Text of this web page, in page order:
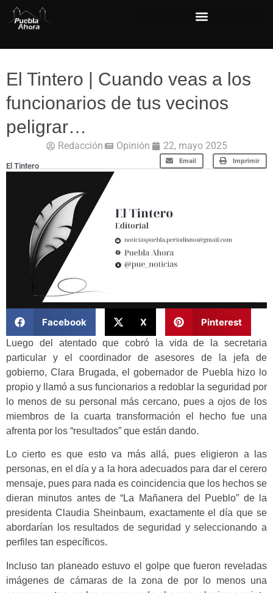
El Tintero | Cuando veas a los
funcionarios de tus vecinos
peligrar…
Redacción Opinión 22, mayo 2025
Email Imprimir
El Tintero
Facebook X Pinterest
Luego del atentado que cobró la vida de la secretaria
particular y el coordinador de asesores de la jefa de
gobierno, Clara Brugada, el gobernador de Puebla hizo lo
propio y llamó a sus funcionarios a redoblar la seguridad por
lo menos de su personal más cercano, pues a ojos de los
miembros de la cuarta transformación el hecho fue una
afrenta por los “resultados” que están dando.
Lo cierto es que esto va más allá, pues eligieron a las
personas, en el día y a la hora adecuados para dar el cerero
mensaje, pues para nada es coincidencia que los hechos se
dieran minutos antes de “La Mañanera del Pueblo” de la
presidenta Claudia Sheinbaum, exactamente el día que se
abordarían los resultados de seguridad y seleccionando a
perfiles tan específicos.
Incluso tan planeado estuvo el golpe que fueron reveladas
imágenes de cámaras de la zona de por lo menos una